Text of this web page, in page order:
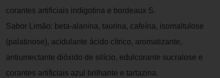
corantes artificiais indigotina e bordeaux S.
Sabor Limão: beta-alanina, taurina, cafeína, isomaltulose
(palatinose), acidulante ácido cítrico, aromatizante,
antiumectante dióxido de silício, edulcorante sucralose e
corantes artificiais azul brilhante e tartazina.